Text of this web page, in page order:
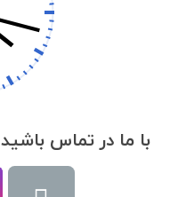
با ما در تماس باشید